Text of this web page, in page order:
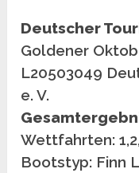
Deutscher
Goldener
L20503049
e. V.
Wettfahrten:
Bootstyp: Finn